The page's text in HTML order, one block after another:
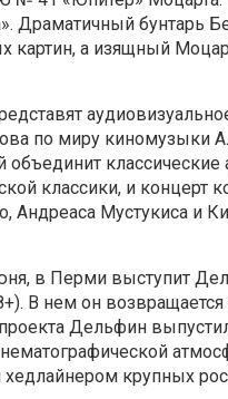
Драматичный бунтарь
картин, а изящный
по миру киномузыки
классики, и концерт
Андреаса Мустукиса и
в Перми выступит
В нем он
проекта Дельфин
хедлайнером крупных